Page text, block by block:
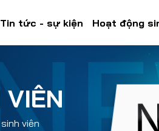
Tin tức - sự kiện Hoạt động
viên